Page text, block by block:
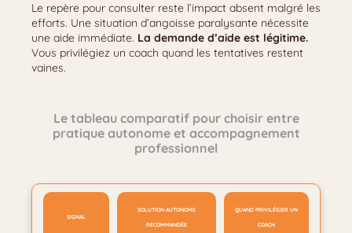
Le repère pour consulter reste l’impact absent malgré les
efforts. Une situation d’angoisse paralysante nécessite
une aide immédiate. La demande d’aide est légitime.
Vous privilégiez un coach quand les tentatives restent
vaines.
Le tableau comparatif pour choisir entre
pratique autonome et accompagnement
professionnel
SIGNAL
SOLUTION AUTONOME
RECOMMANDÉE
QUAND PRIVILÉGIER UN
COACH